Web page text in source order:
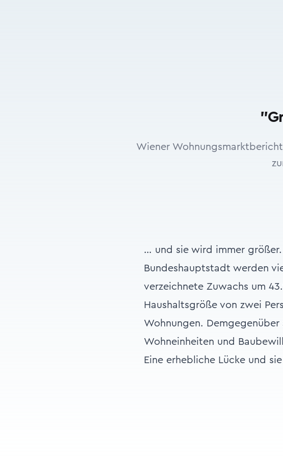
Wiener
… und sie wird immer
Bundeshauptstadt werden
verzeichnete Zuwachs um
Haushaltsgröße von zwei
Wohnungen.
Wohneinheiten und
Eine erhebliche Lücke und